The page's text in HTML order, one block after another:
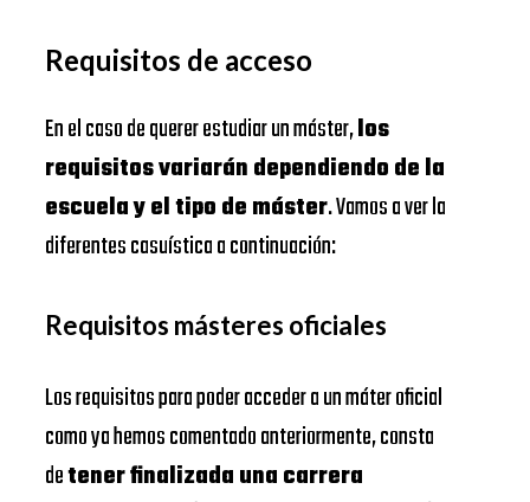
Requisitos de acceso
En el caso de querer estudiar un máster,los
requisitos variarán dependiendo de la
escuela y el tipo de máster. Vamos a ver la
diferentes casuística a continuación:
Requisitos másteres oficiales
Los requisitos para poder acceder a un máter oficial
como ya hemos comentado anteriormente, consta
detener finalizada una carrera